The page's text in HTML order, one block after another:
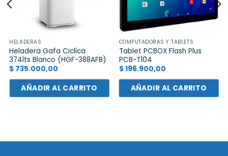
HELADERAS
Heladera Gafa Ciclica
374lts Blanco (HGF-388AFB)
$ 735.000,00
AÑADIR AL CARRITO
COMPUTADORAS Y TABLETS
Tablet PCBOX Flash Plus
PCB-T104
$196.900,00
AÑADIR AL CARRITO